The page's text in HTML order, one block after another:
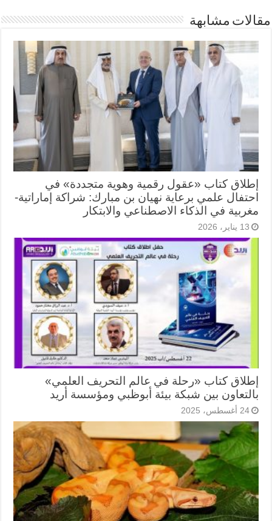
مقالات مشابهة
إطلاق كتاب «عقول رقمية وهوية متجددة» في
احتفال علمي برعاية نهيان بن مبارك: شراكة إماراتية-
مغربية في الذكاء الاصطناعي والابتكار
13 يناير، 2026
إطلاق كتاب «رحلة في عالم التحريف العلمي»
بالتعاون بين شبكة بيئة أبوظبي ومؤسسة أريد
24 أغسطس، 2025